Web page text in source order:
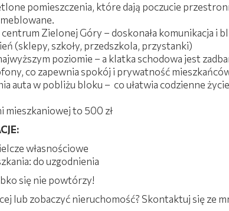
pomieszczenia, które dają poczucie
Zielonej Góry – doskonała komunikacja i
(sklepy, szkoły, przedszkola, przystanki)
poziomie – a klatka schodowa jest
co zapewnia spokój i prywatność
auta w pobliżu bloku – co ułatwia codzienne
mieszkaniowej to 500 zł
własnościowe
do uzgodnienia
się nie powtórzy!
lub zobaczyć nieruchomość? Skontaktuj się ze